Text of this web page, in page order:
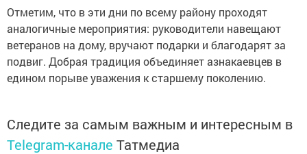
Отметим, что в эти дни по всему району проходят
аналогичные мероприятия: руководители навещают
ветеранов на дому, вручают подарки и благодарят за
подвиг. Добрая традиция объединяет азнакаевцев в
едином порыве уважения к старшему поколению.
Следите за самым важным и интересным в
Telegram-канале Татмедиа